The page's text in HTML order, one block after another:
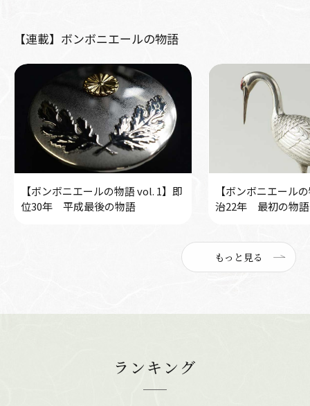
【連載】ボンボニエールの物語
【ボンボニエールの物語 vol. 1】即
位30年 平成最後の物語
【ボンボニエール
治22年 最初の物語
もっと見る
ランキング